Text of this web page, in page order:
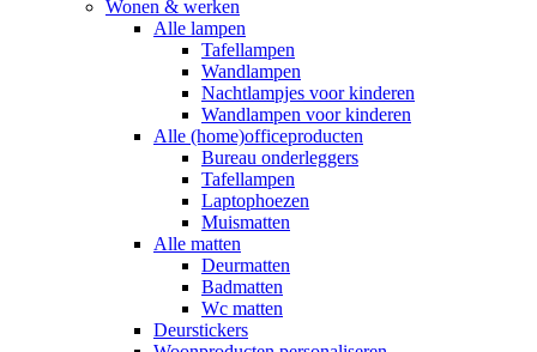
Wonen & werken
Alle lampen
Tafellampen
Wandlampen
Nachtlampjes voor kinderen
Wandlampen voor kinderen
Alle (home)officeproducten
Bureau onderleggers
Tafellampen
Laptophoezen
Muismatten
Alle matten
Deurmatten
Badmatten
Wc matten
Deurstickers